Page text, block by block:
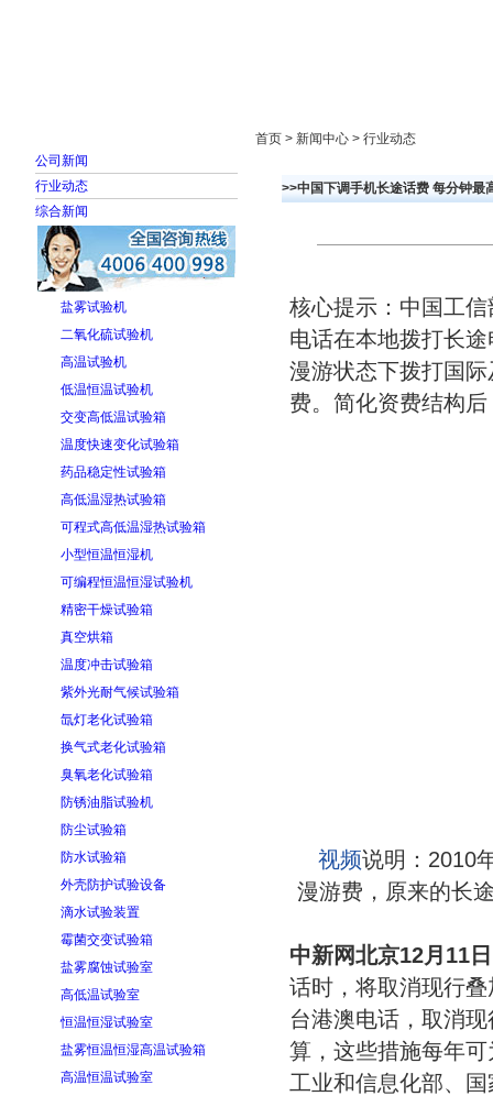
公司新闻
行业动态
综合新闻
盐雾试验机
二氧化硫试验机
高温试验机
低温恒温试验机
交变高低温试验箱
温度快速变化试验箱
药品稳定性试验箱
高低温湿热试验箱
可程式高低温湿热试验箱
小型恒温恒湿机
可编程恒温恒湿试验机
精密干燥试验箱
真空烘箱
温度冲击试验箱
紫外光耐气候试验箱
氙灯老化试验箱
换气式老化试验箱
臭氧老化试验箱
防锈油脂试验机
防尘试验箱
防水试验箱
外壳防护试验设备
滴水试验装置
霉菌交变试验箱
盐雾腐蚀试验室
高低温试验室
恒温恒湿试验室
盐雾恒温恒湿高温试验箱
高温恒温试验室
首页 > 新闻中心 > 行业动态
>>中国下调手机长途话费 每分钟最
核心提示：中国工
电话在本地拨打长
漫游状态下拨打国
费。简化资费结构
视频说明：2010
漫游费，原来的长
中新网北京12月11
话时，将取消现行
台港澳电话，取消
算，这些措施每年
工业和信息化部、